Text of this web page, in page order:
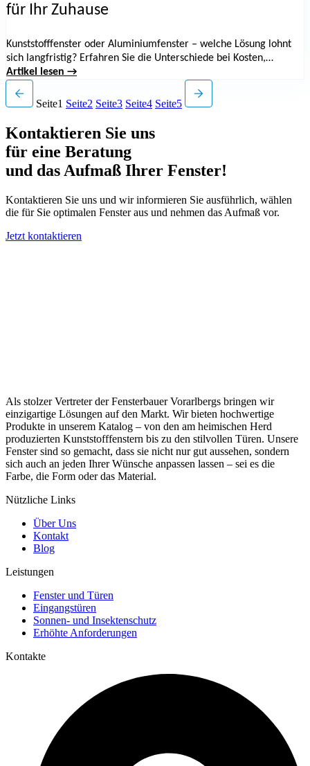
für Ihr Zuhause
Kunststofffenster oder Aluminiumfenster – welche Lösung lohnt
sich langfristig? Erfahren Sie die Unterschiede bei Kosten,
Wärmedämmung, Lebensdauer, Pflege und Design, um die beste
Entscheidung für Ihr Zuhause zu treffen.
Artikel lesen →
Seite1 Seite2 Seite3 Seite4 Seite5
Kontaktieren Sie uns
für eine Beratung
und das Aufmaß Ihrer Fenster!
Kontaktieren Sie uns und wir informieren Sie ausführlich, wählen
die für Sie optimalen Fenster aus und nehmen das Aufmaß vor.
Jetzt kontaktieren
Als stolzer Vertreter der Fensterbauer Vorarlbergs bringen wir
einzigartige Lösungen auf den Markt. Wir bieten hochwertige
Produkte in unserem Katalog – von den am heimischen Herd
produzierten Kunststofffenstern bis zu den stilvollen Türen. Unsere
Fenster sind so gemacht, dass sie nicht nur gut aussehen, sondern
sich auch an jeden Ihrer Wünsche anpassen lassen – sei es die
Farbe, die Form oder das Material.
Nützliche Links
Über Uns
Kontakt
Blog
Leistungen
Fenster und Türen
Eingangstüren
Sonnen- und Insektenschutz
Erhöhte Anforderungen
Kontakte